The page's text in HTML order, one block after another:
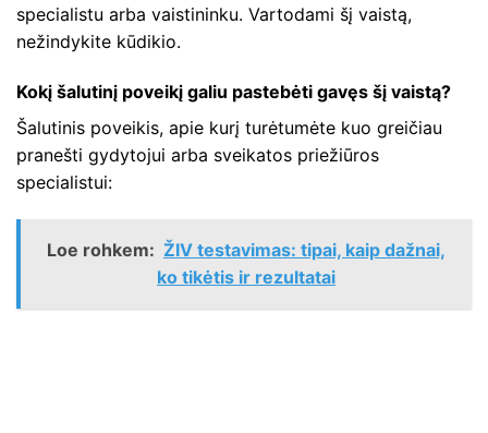
specialistu arba vaistininku. Vartodami šį vaistą,
nežindykite kūdikio.
Kokį šalutinį poveikį galiu pastebėti gavęs šį vaistą?
Šalutinis poveikis, apie kurį turėtumėte kuo greičiau
pranešti gydytojui arba sveikatos priežiūros
specialistui:
Loe rohkem: ŽIV testavimas: tipai, kaip dažnai,
ko tikėtis ir rezultatai